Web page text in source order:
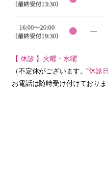
【 休診 】火曜・水曜
（不定休がございます。”休診
お電話は随時受け付けておりま